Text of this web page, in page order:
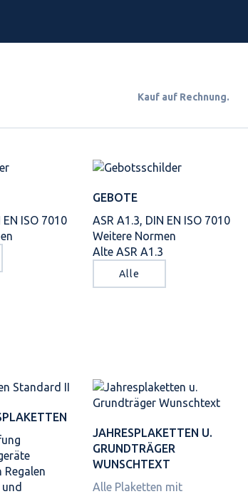
Kauf auf Rechnung.
EN ISO 7010
GEBOTE
ASR A1.3, DIN EN ISO 7010
Weitere Normen
Alte ASR A1.3
Alle
Regalen
JAHRES­PLAKETTEN U.
GRUNDTRÄGER
WUNSCHTEXT
Alle Plaketten mit